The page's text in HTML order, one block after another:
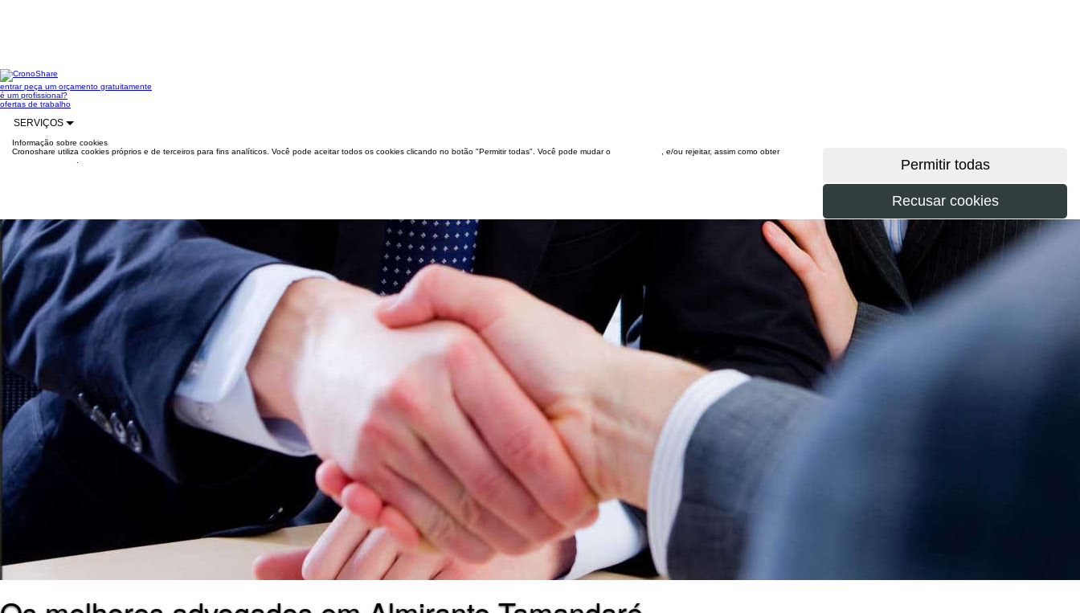
entrarpeça um orçamento gratuitamente
é um profissional?
ofertas de trabalho
SERVIÇOS
Informação sobre cookies
Cronoshare utiliza cookies próprios e de terceiros para fins analíticos. Você pode aceitar todos os cookies clicando no botão "Permitir todas". Você pode mudar o
, e/ou rejeitar, assim como obter